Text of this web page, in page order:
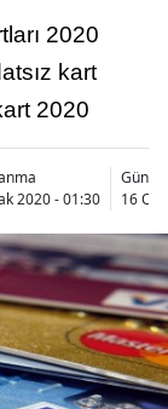
2020
kart
2020
2020 - 01:30
16